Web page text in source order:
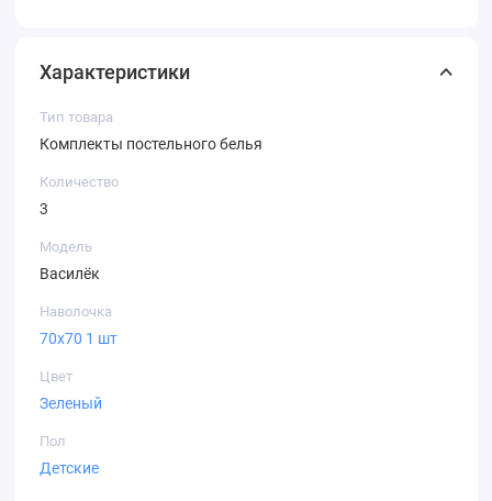
Характеристики
Тип товара
Комплекты постельного белья
Количество
3
Модель
Василёк
Наволочка
70х70 1 шт
Цвет
Зеленый
Пол
Детские